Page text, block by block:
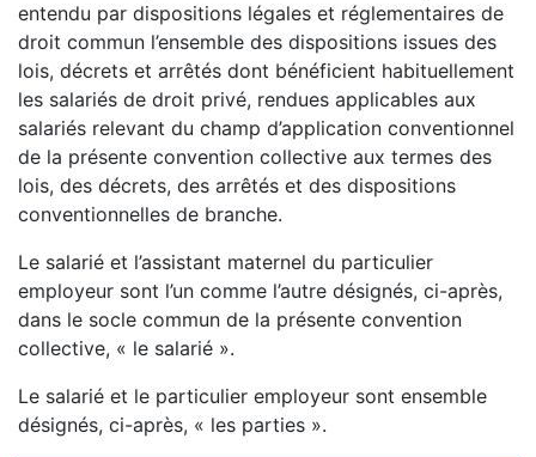
entendu par dispositions légales et réglementaires de
droit commun l’ensemble des dispositions issues des
lois, décrets et arrêtés dont bénéficient habituellement
les salariés de droit privé, rendues applicables aux
salariés relevant du champ d’application conventionnel
de la présente convention collective aux termes des
lois, des décrets, des arrêtés et des dispositions
conventionnelles de branche.
Le salarié et l’assistant maternel du particulier
employeur sont l’un comme l’autre désignés, ci-après,
dans le socle commun de la présente convention
collective, « le salarié ».
Le salarié et le particulier employeur sont ensemble
désignés, ci-après, « les parties ».